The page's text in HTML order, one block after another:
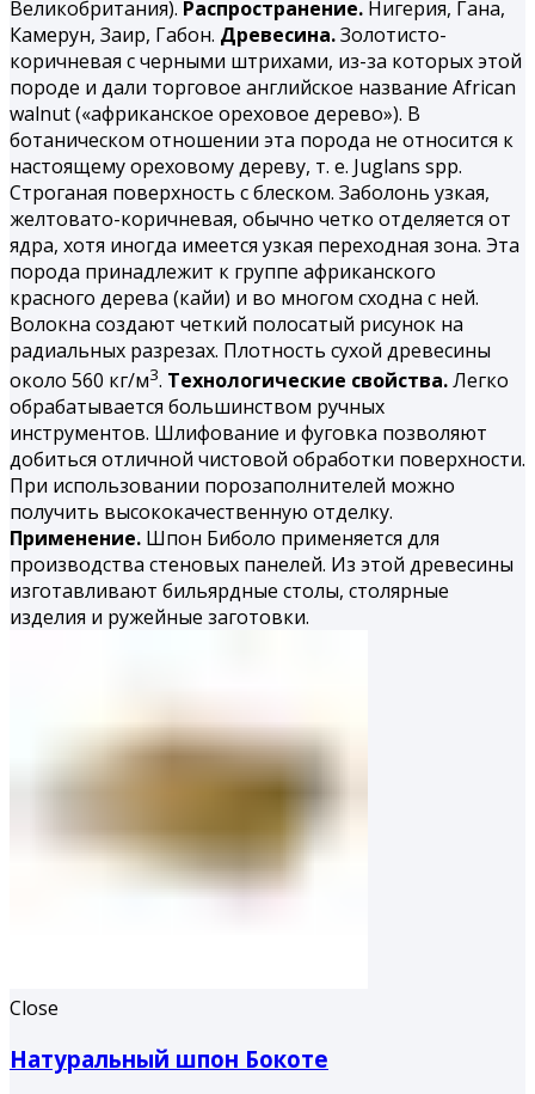
Великобритания). Распространение. Нигерия, Гана,
Камерун, Заир, Габон. Древесина.Золотисто-
коричневая с черными штрихами, из-за которых этой
породе и дали торговое английское название African
walnut («африканское ореховое дерево»). В
ботаническом отношении эта порода не относится к
настоящему ореховому дереву, т. е. Juglans spp.
Строганая поверхность с блеском. Заболонь узкая,
желтовато-коричневая, обычно четко отделяется от
ядра, хотя иногда имеется узкая переходная зона. Эта
порода принадлежит к группе африканского
красного дерева (кайи) и во многом сходна с ней.
Волокна создают четкий полосатый рисунок на
радиальных разрезах. Плотность сухой древесины
около 560 кг/м3. Технологические свойства.Легко
обрабатывается большинством ручных
инструментов. Шлифование и фуговка позволяют
добиться отличной чистовой обработки поверхности.
При использовании порозаполнителей можно
получить высококачественную отделку.
Применение. Шпон Биболо применяется для
производства стеновых панелей. Из этой древесины
изготавливают бильярдные столы, столярные
изделия и ружейные заготовки.
Close
Натуральный шпон Бокоте